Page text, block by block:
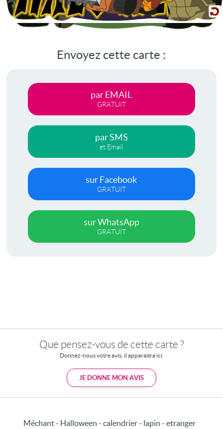
la
vidéo
Envoyez cette carte :
par EMAIL
GRATUIT
par SMS
et Email
sur Facebook
GRATUIT
sur WhatsApp
GRATUIT
Que pensez-vous de cette carte ?
Donnez-nous votre avis, il apparaitra ici.
JE DONNE MON AVIS
Méchant - Halloween - calendrier - lapin - etranger